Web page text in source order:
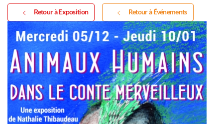
Retour à Exposition Retour à Événements